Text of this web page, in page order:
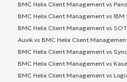
BMC Helix Client Management vs
BMC Helix Client Management vs
BMC Helix Client Management vs
Auvik vs BMC Helix Client
BMC Helix Client Management vs
BMC Helix Client Management vs
BMC Helix Client Management vs